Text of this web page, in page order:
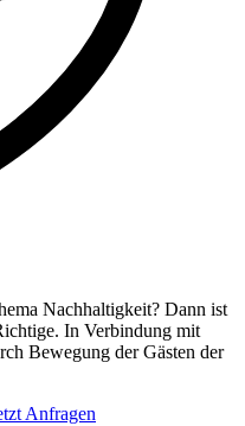
Nachhaltigkeit? Dann ist
In Verbindung mit
Bewegung der Gästen der
Anfragen